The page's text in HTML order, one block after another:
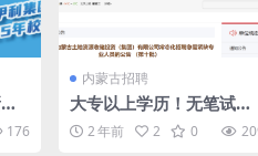
176
内蒙古招聘
大专以上学历！无笔试！
国有企业招聘31人，工作
地点呼和浩特！
2 年前 2 0